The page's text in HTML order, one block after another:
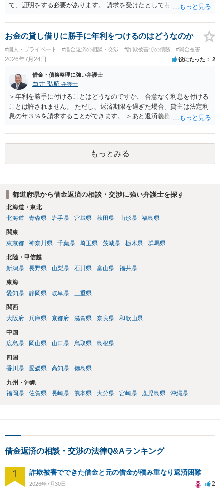
て、証明をする必要があります。 請求を受けたとしても、もらったも
れることになるでしょう。 請求があるまでは、こちらからアクション
を起こす必要はないかと思います。
お金の貸し借りに勝手に年利をつけるのはどうなのか
#個人・プライベート #借金返済の相談・交渉 #詐欺被害での債務 #闇金被害
2026年7月24日 役にたった 2
借金・債務整理に強い弁護士
白井 弘昭 弁護士
＞年利を勝手に付けることはどうなのですか。 合意なく利息を付ける
ことは許されません。 ただし、返済期限を過ぎた場合、貸主は法定利
息の年３％を請求することができます。 ＞あと返済義務はありますか
りたお金は返さなければいけませんし、勝手につけた利息は返済不要
です。 以上、ご参考まで。
もっとみる
都道府県から借金返済の相談・交渉に強い弁護士を探す
北海道・東北
北海道
青森県 岩手県 宮城県 秋田県 山形県 福島県
関東
東京都
神奈川県 千葉県 埼玉県 茨城県 栃木県 群馬県
北陸・甲信越
新潟県
長野県 山梨県 石川県 富山県 福井県
東海
愛知県
静岡県 岐阜県 三重県
関西
大阪府
兵庫県 京都府 滋賀県 奈良県 和歌山県
中国
広島県
岡山県 山口県 鳥取県 島根県
四国
香川県
愛媛県 高知県 徳島県
九州・沖縄
福岡県
佐賀県 長崎県 熊本県 大分県 宮崎県 鹿児島県 沖縄県
借金返済の相談・交渉の法律Q&Aランキング
1 詐欺被害でできた借金と元の借金が積み重なり返済困難
2026年7月30日 2